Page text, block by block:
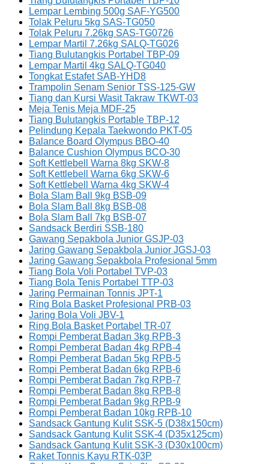
Lempar Lembing 500g SAF-YG500
Tolak Peluru 5kg SAS-TG050
Tolak Peluru 7.26kg SAS-TG0726
Lempar Martil 7.26kg SALQ-TG026
Tiang Bulutangkis Portabel TBP-09
Lempar Martil 4kg SALQ-TG040
Tongkat Estafet SAB-YHD8
Trampolin Senam Senior TSS-125-GW
Tiang dan Kursi Wasit Takraw TKWT-03
Meja Tenis Meja MDF-25
Tiang Bulutangkis Portable TBP-12
Pelindung Kepala Taekwondo PKT-05
Balance Board Olympus BBO-40
Balance Cushion Olympus BCO-30
Soft Kettlebell Warna 8kg SKW-8
Soft Kettlebell Warna 6kg SKW-6
Soft Kettlebell Warna 4kg SKW-4
Bola Slam Ball 9kg BSB-09
Bola Slam Ball 8kg BSB-08
Bola Slam Ball 7kg BSB-07
Sandsack Berdiri SSB-180
Gawang Sepakbola Junior GSJP-03
Jaring Gawang Sepakbola Junior JGSJ-03
Jaring Gawang Sepakbola Profesional 5mm
Tiang Bola Voli Portabel TVP-03
Tiang Bola Tenis Portabel TTP-03
Jaring Permainan Tonnis JPT-1
Ring Bola Basket Profesional PRB-03
Jaring Bola Voli JBV-1
Ring Bola Basket Portabel TR-07
Rompi Pemberat Badan 3kg RPB-3
Rompi Pemberat Badan 4kg RPB-4
Rompi Pemberat Badan 5kg RPB-5
Rompi Pemberat Badan 6kg RPB-6
Rompi Pemberat Badan 7kg RPB-7
Rompi Pemberat Badan 8kg RPB-8
Rompi Pemberat Badan 9kg RPB-9
Rompi Pemberat Badan 10kg RPB-10
Sandsack Gantung Kulit SSK-5 (D38x150cm)
Sandsack Gantung Kulit SSK-4 (D35x125cm)
Sandsack Gantung Kulit SSK-3 (D30x100cm)
Raket Tonnis Kayu RTK-03P